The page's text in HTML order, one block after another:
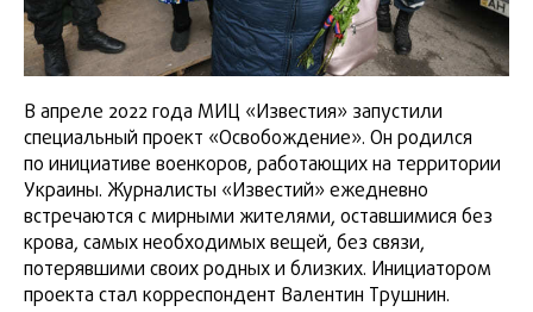
В апреле 2022 года МИЦ «Известия» запустили
специальный проект «Освобождение». Он родился
по инициативе военкоров, работающих на территории
Украины. Журналисты «Известий» ежедневно
встречаются с мирными жителями, оставшимися без
крова, самых необходимых вещей, без связи,
потерявшими своих родных и близких. Инициатором
проекта стал корреспондент Валентин Трушнин.